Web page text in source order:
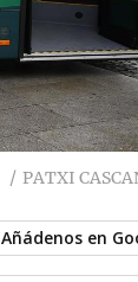
PATXI
Añádenos en